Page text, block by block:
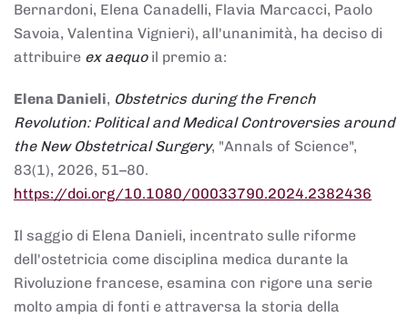
Bernardoni, Elena Canadelli, Flavia Marcacci, Paolo
Savoia, Valentina Vignieri), all'unanimità, ha deciso di
attribuire ex aequoil premio a:
Elena Danieli, Obstetrics during the French
Revolution: Political and Medical Controversies around
the New Obstetrical Surgery, "Annals of Science",
83(1), 2026, 51–80.
https://doi.org/10.1080/00033790.2024.2382436
Il saggio di Elena Danieli, incentrato sulle riforme
dell'ostetricia come disciplina medica durante la
Rivoluzione francese, esamina con rigore una serie
molto ampia di fonti e attraversa la storia della